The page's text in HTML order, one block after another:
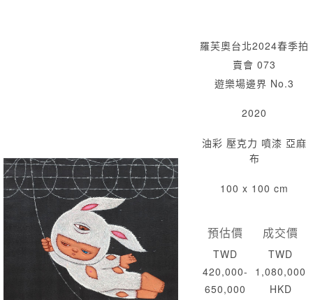
羅芙奧台北2024春季拍
賣會 073
遊樂場邊界 No.3
2020
油彩 壓克力 噴漆 亞麻
布
100 x 100 cm
預估價
TWD
420,000-
650,000
成交價
TWD
1,080,000
HKD